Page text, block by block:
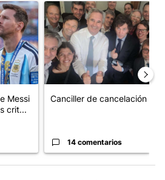
con el título "Milei despidió a Jorge
Messi
crit...
Un artículo de tendencia con
Canciller de cancelación
14 comentarios